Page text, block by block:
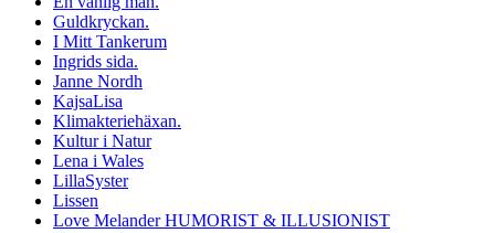
Guldkryckan.
I Mitt Tankerum
Ingrids sida.
Janne Nordh
KajsaLisa
Klimakteriehäxan.
Kultur i Natur
Lena i Wales
LillaSyster
Lissen
Love Melander HUMORIST & ILLUSIONIST